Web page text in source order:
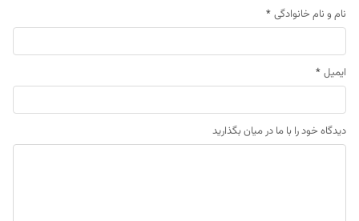
نام و نام خانوادگی *
ایمیل *
دیدگاه خود را با ما در میان بگذارید